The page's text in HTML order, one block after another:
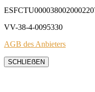
VV-38-4-0095330
AGB des Anbieters
SCHLIEẞEN